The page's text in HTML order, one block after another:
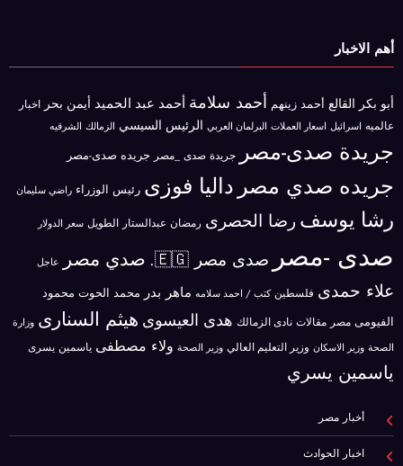
أهم الاخبار
أبو بكر القالع أحمد زينهم أحمد سلامة أحمد عبد الحميد أيمن بحر اخبار
عالميه اسرائيل اسعار العملات البرلمان العربي الرئيس السيسي الزمالك الشرقيه
جريدة صدى-مصر جريدة صدى _مصر جريده صدى-مصر
جريده صدي مصر داليا فوزى رئيس الوزراء راضي سليمان
رشا يوسف رضا الحصرى رمضان عبدالستار الطويل سعر الدولار
صدى -مصر صدى مصر 🇪🇬. صدي مصر عاجل
علاء حمدى فلسطين كتب / احمد سلامه ماهر بدر محمد الحوت محمود
الفيومى مصر مقالات نادى الزمالك هدى العيسوى هيثم السنارى وزارة
الصحة وزير الاسكان وزير التعليم العالي وزير الصحة ولاء مصطفى ياسمين يسرى
ياسمين يسري
أخبار مصر
اخبار الحوادث